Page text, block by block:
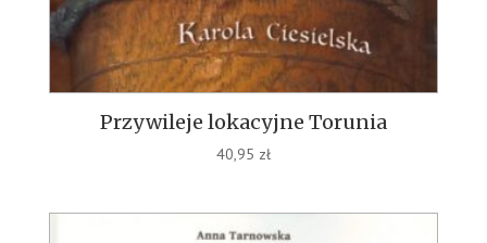
Przywileje lokacyjne Torunia
40,95 zł